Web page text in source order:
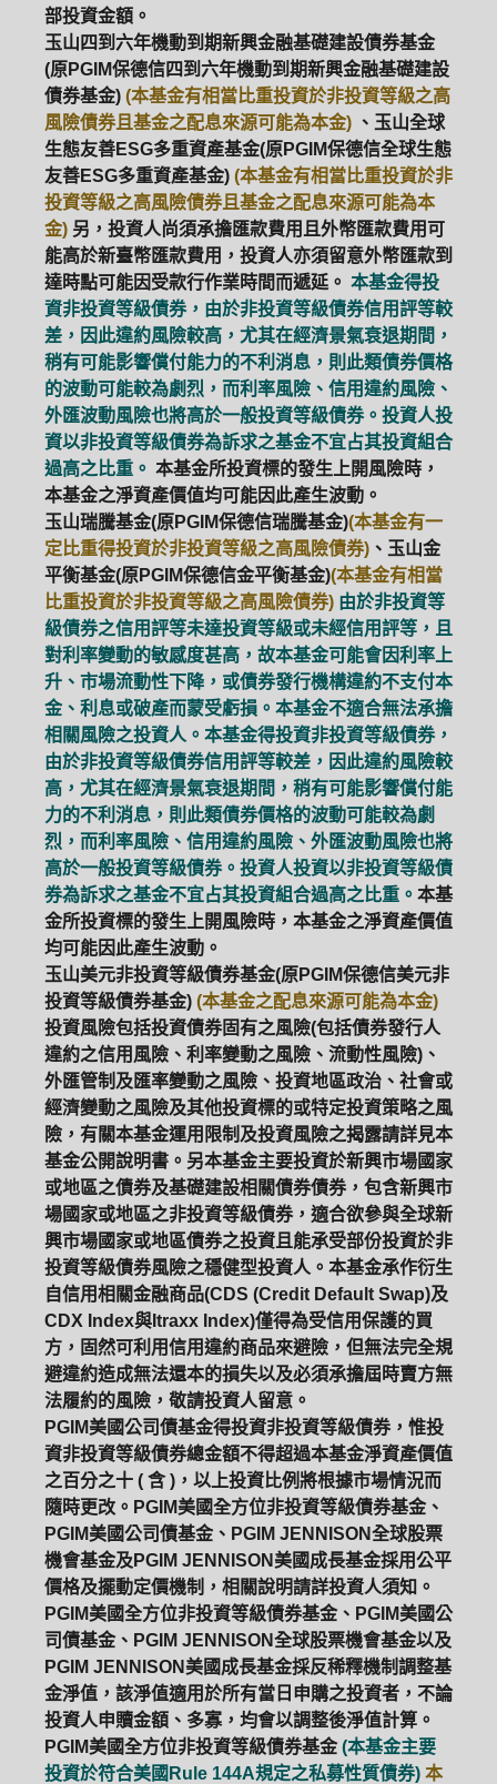
PGIM系列基金 168循環投資
定期(不)定額 高成長基金 月配息
部投資金額。
玉山四到六年機動到期新興金融基礎建設債券基金
(原PGIM保德信四到六年機動到期新興金融基礎建設
債券基金) (本基金有相當比重投資於非投資等級之高
風險債券且基金之配息來源可能為本金) 、玉山全球
生態友善ESG多重資產基金(原PGIM保德信全球生態
友善ESG多重資產基金) (本基金有相當比重投資於非
投資等級之高風險債券且基金之配息來源可能為本
金) 另，投資人尚須承擔匯款費用且外幣匯款費用可
能高於新臺幣匯款費用，投資人亦須留意外幣匯款到
達時點可能因受款行作業時間而遞延。 本基金得投
資非投資等級債券，由於非投資等級債券信用評等較
差，因此違約風險較高，尤其在經濟景氣衰退期間，
稍有可能影響償付能力的不利消息，則此類債券價格
的波動可能較為劇烈，而利率風險、信用違約風險、
外匯波動風險也將高於一般投資等級債券。投資人投
資以非投資等級債券為訴求之基金不宜占其投資組合
過高之比重。 本基金所投資標的發生上開風險時，
本基金之淨資產價值均可能因此產生波動。
玉山瑞騰基金(原PGIM保德信瑞騰基金)(本基金有一
定比重得投資於非投資等級之高風險債券) 、玉山金
平衡基金(原PGIM保德信金平衡基金)(本基金有相當
比重投資於非投資等級之高風險債券) 由於非投資等
級債券之信用評等未達投資等級或未經信用評等，且
對利率變動的敏感度甚高，故本基金可能會因利率上
升、市場流動性下降，或債券發行機構違約不支付本
金、利息或破產而蒙受虧損。本基金不適合無法承擔
相關風險之投資人。本基金得投資非投資等級債券，
由於非投資等級債券信用評等較差，因此違約風險較
高，尤其在經濟景氣衰退期間，稍有可能影響償付能
力的不利消息，則此類債券價格的波動可能較為劇
烈，而利率風險、信用違約風險、外匯波動風險也將
高於一般投資等級債券。投資人投資以非投資等級債
券為訴求之基金不宜占其投資組合過高之比重。 本基
金所投資標的發生上開風險時，本基金之淨資產價值
均可能因此產生波動。
玉山美元非投資等級債券基金(原PGIM保德信美元非
投資等級債券基金) (本基金之配息來源可能為本金)
投資風險包括投資債券固有之風險(包括債券發行人
違約之信用風險、利率變動之風險、流動性風險)、
外匯管制及匯率變動之風險、投資地區政治、社會或
經濟變動之風險及其他投資標的或特定投資策略之風
險，有關本基金運用限制及投資風險之揭露請詳見本
基金公開說明書。另本基金主要投資於新興市場國家
或地區之債券及基礎建設相關債券債券，包含新興市
場國家或地區之非投資等級債券，適合欲參與全球新
興市場國家或地區債券之投資且能承受部份投資於非
投資等級債券風險之穩健型投資人。本基金承作衍生
自信用相關金融商品(CDS (Credit Default Swap)及
CDX Index與Itraxx Index)僅得為受信用保護的買
方，固然可利用信用違約商品來避險，但無法完全規
避違約造成無法還本的損失以及必須承擔屆時賣方無
法履約的風險，敬請投資人留意。
PGIM美國公司債基金得投資非投資等級債券，惟投
資非投資等級債券總金額不得超過本基金淨資產價值
之百分之十 ( 含 )，以上投資比例將根據市場情況而
隨時更改。PGIM美國全方位非投資等級債券基金、
PGIM美國公司債基金、PGIM JENNISON全球股票
機會基金及PGIM JENNISON美國成長基金採用公平
價格及擺動定價機制，相關說明請詳投資人須知。
PGIM美國全方位非投資等級債券基金、PGIM美國公
司債基金、PGIM JENNISON全球股票機會基金以及
PGIM JENNISON美國成長基金採反稀釋機制調整基
金淨值，該淨值適用於所有當日申購之投資者，不論
投資人申贖金額、多寡，均會以調整後淨值計算。
PGIM美國全方位非投資等級債券基金 (本基金主要
投資於符合美國Rule 144A規定之私募性質債券) 本